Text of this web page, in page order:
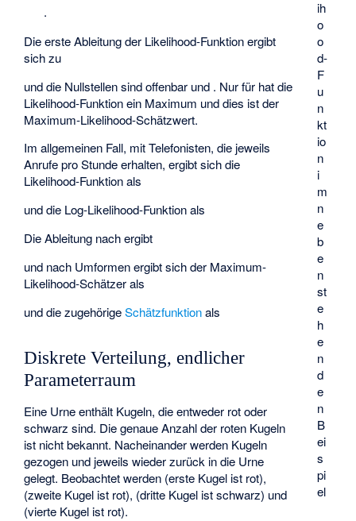
ih
o
o
d-
F
u
n
kt
io
n
i
m
n
e
b
e
n
st
e
h
e
n
d
e
n
B
ei
s
pi
el
.
Die erste Ableitung der Likelihood-Funktion ergibt
sich zu
und die Nullstellen sind offenbar und . Nur für hat die
Likelihood-Funktion ein Maximum und dies ist der
Maximum-Likelihood-Schätzwert.
Im allgemeinen Fall, mitTelefonisten, die jeweils
Anrufe pro Stunde erhalten, ergibt sich die
Likelihood-Funktion als
und die Log-Likelihood-Funktion als
Die Ableitung nachergibt
und nach Umformen ergibt sich der Maximum-
Likelihood-Schätzer als
und die zugehörigeSchätzfunktionals
Diskrete Verteilung, endlicher
Parameterraum
Eine Urne enthält Kugeln, die entweder rot oder
schwarz sind. Die genaue Anzahlder roten Kugeln
ist nicht bekannt. Nacheinander werden Kugeln
gezogen und jeweils wieder zurück in die Urne
gelegt. Beobachtet werden (erste Kugel ist rot),
(zweite Kugel ist rot), (dritte Kugel ist schwarz) und
(vierte Kugel ist rot).